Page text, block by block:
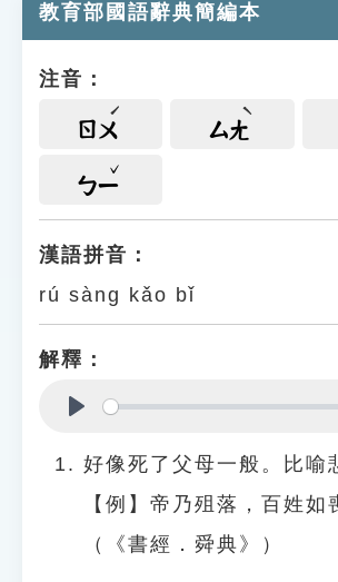
單字索引
遊戲專區
教學應用
貓頭鷹博士
教育部國語辭典簡編本
注音：
ㄖㄨ ㄙㄤ
ㄅㄧ
漢語拼音：
rú sàng kǎo bǐ
解釋：
好像死了父母一般。比喻
【例】帝乃殂落，百姓如
（《書經．舜典》）